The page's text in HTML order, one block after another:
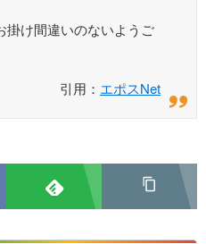
掛け間違いのないようご
引用： エポスNet